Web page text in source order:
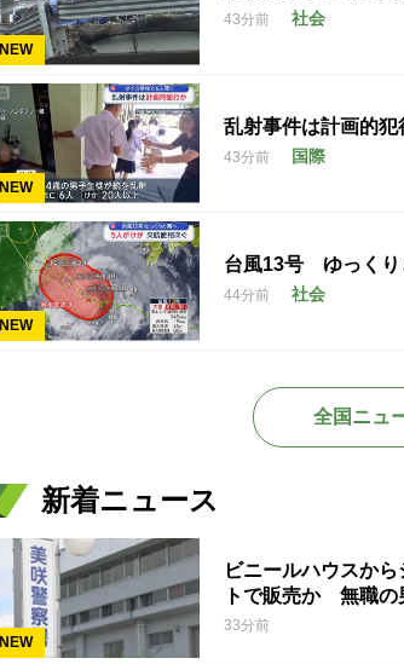
NEW
43分前 社会
NEW
乱射事件は計画的
43分前 国際
NEW
台風13号 ゆっく
44分前 社会
全国ニュ
新着ニュース
NEW
ビニールハウスか
トで販売か 無職
33分前